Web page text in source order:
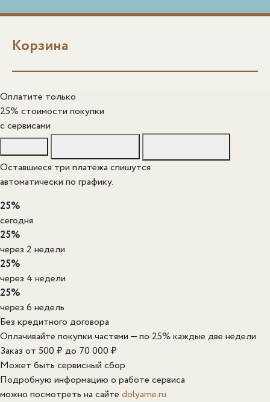
Корзина
Оплатите только
25% стоимости покупки
c сервисами
Оставшиеся три платежа спишутся
автоматически по графику.
25%
сегодня
25%
через 2 недели
25%
через 4 недели
25%
через 6 недель
Без кредитного договора
Оплачивайте покупки частями — по 25% каждые две недели
Заказ от 500 ₽ до 70 000 ₽
Может быть сервисный сбор
Подробную информацию о работе сервиса
можно посмотреть на сайте dolyame.ru